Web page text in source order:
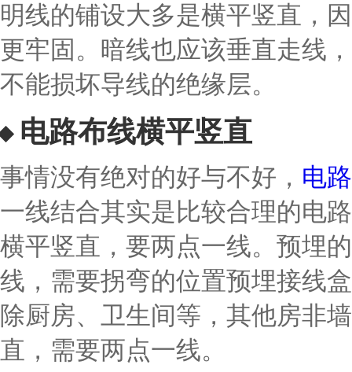
明线的铺设大多是横平竖直，
更牢固。暗线也应该垂直走线
不能损坏导线的绝缘层。
电路布线横平竖直
事情没有绝对的好与不好， 电
一线结合其实是比较合理的电
横平竖直，要两点一线。预埋
线，需要拐弯的位置预埋接线
除厨房、卫生间等，其他房非
直，需要两点一线。